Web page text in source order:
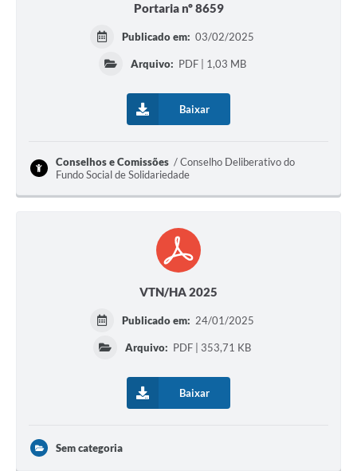
Portaria nº 8659
Publicado em: 03/02/2025
Arquivo: PDF | 1,03 MB
Baixar
Conselhos e Comissões
Conselho Deliberativo do
Fundo Social de Solidariedade
VTN/HA 2025
Publicado em: 24/01/2025
Arquivo: PDF | 353,71 KB
Baixar
Sem categoria